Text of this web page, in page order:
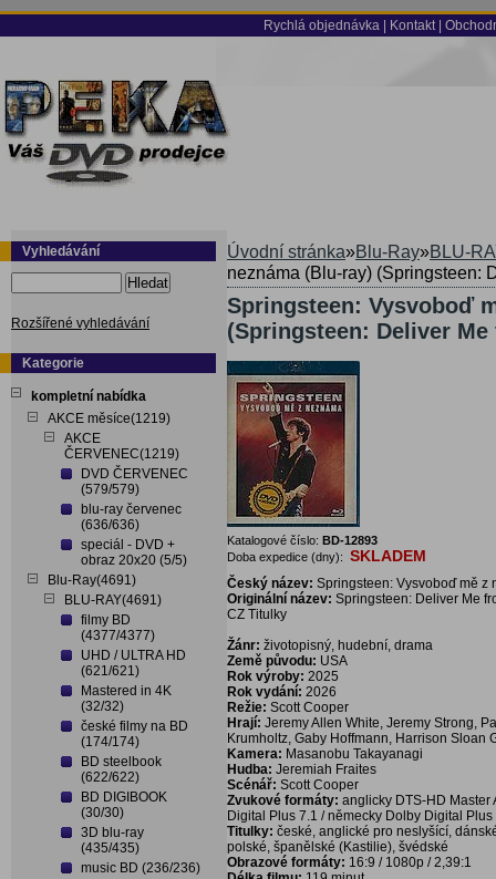
Rychlá objednávka Kontakt
Vyhledávání
Hledat
Rozšířené vyhledávání
Kategorie
kompletní nabídka
AKCE měsíce(1219)
AKCE
ČERVENEC(1219)
DVD ČERVENEC
(579/579)
blu-ray červenec
(636/636)
speciál - DVD +
obraz 20x20 (5/5)
Blu-Ray(4691)
BLU-RAY(4691)
filmy BD
(4377/4377)
UHD / ULTRA HD
(621/621)
Mastered in 4K
(32/32)
české filmy na BD
(174/174)
BD steelbook
(622/622)
BD DIGIBOOK
(30/30)
3D blu-ray
(435/435)
music BD (236/236)
Úvodní stránka»Blu-Ray»BLU-
neznáma (Blu-ray) (Springsteen:
Springsteen: Vysvoboď
(Springsteen: Deliver
Katalogové číslo: BD-12893
Doba expedice (dny): SKLADEM
Český název: Springsteen: Vysvoboď mě z
Originální název: Springsteen: Deliver Me
CZ Titulky
Žánr: životopisný, hudební, drama
Země původu: USA
Rok výroby: 2025
Rok vydání: 2026
Režie: Scott Cooper
Hrají: Jeremy Allen White, Jeremy Strong,
Krumholtz, Gaby Hoffmann, Harrison Sloan
Kamera: Masanobu Takayanagi
Hudba: Jeremiah Fraites
Scénář: Scott Cooper
Zvukové formáty: anglicky DTS-HD Master
Digital Plus 7.1 / německy Dolby Digital
Titulky: české, anglické pro neslyšící,
polské, španělské (Kastilie), švédské
Obrazové formáty: 16:9 / 1080p / 2,39:1